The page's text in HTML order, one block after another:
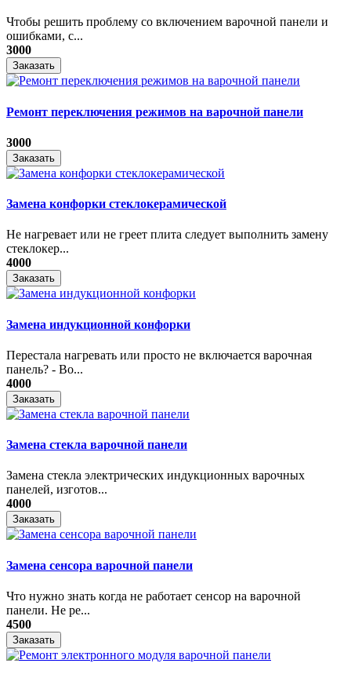
​Чтобы решить проблему со включением варочной панели и
ошибками, с...
3000
Заказать
Ремонт переключения режимов на варочной панели
3000
Заказать
Замена конфорки стеклокерамической
Не нагревает или не греет плита следует выполнить замену
стеклокер...
4000
Заказать
Замена индукционной конфорки
Перестала нагревать или просто не включается варочная
панель? - Во...
4000
Заказать
Замена стекла варочной панели
Замена стекла электрических индукционных варочных
панелей, изготов...
4000
Заказать
Замена сенсора варочной панели
Что нужно знать когда не работает сенсор на варочной
панели. Не ре...
4500
Заказать